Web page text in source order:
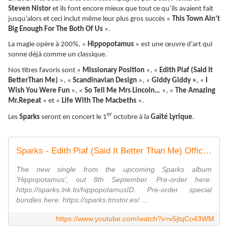
Steven Nistor et ils font encore mieux que tout ce qu’ils avaient fait
jusqu’alors et ceci inclut même leur plus gros succès « This Town Ain’t
Big Enough For The Both Of Us ».
La magie opère à 200%, « Hippopotamus » est une œuvre d’art qui
sonne déjà comme un classique.
Nos titres favoris sont « Missionary Position », « Edith Piaf (Said It
BetterThan Me) », « Scandinavian Design », « Giddy Giddy », « I
Wish You Were Fun », « So Tell Me Mrs Lincoln… », « The Amazing
Mr.Repeat » et « Life With The Macbeths ».
Les Sparks seront en concert le 1er octobre à la Gaîté Lyrique.
Sparks - Edith Piaf (Said It Better Than Me) Official Video
The new single from the upcoming Sparks album
'Hippopotamus', out 8th September. Pre-order here:
https://sparks.lnk.to/hippopotamusID. Pre-order special
bundles here: https://sparks.tmstor.es/ ...
https://www.youtube.com/watch?v=v5jtqCo43WM